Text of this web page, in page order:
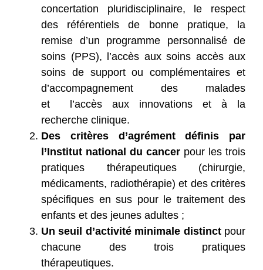
concertation pluridisciplinaire, le respect
des référentiels de bonne pratique, la
remise d’un programme personnalisé de
soins (PPS), l’accès aux soins accès aux
soins de support ou complémentaires et
d’accompagnement des malades
et
l’accès aux innovations et à la
recherche clinique.
Des critères d’agrément définis par
l’Institut national du cancer pour les trois
pratiques thérapeutiques (chirurgie,
médicaments, radiothérapie) et des critères
spécifiques en sus pour le traitement des
enfants et des jeunes adultes ;
Un seuil d’activité minimale distinctpour
chacune des trois pratiques
thérapeutiques.